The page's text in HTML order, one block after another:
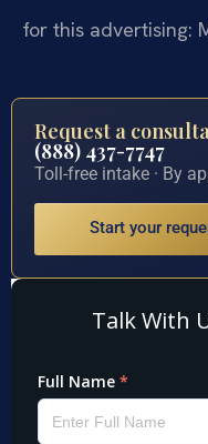
for this advertising:
Request a
(888) 437-7747
Toll-free intake · By
Start your